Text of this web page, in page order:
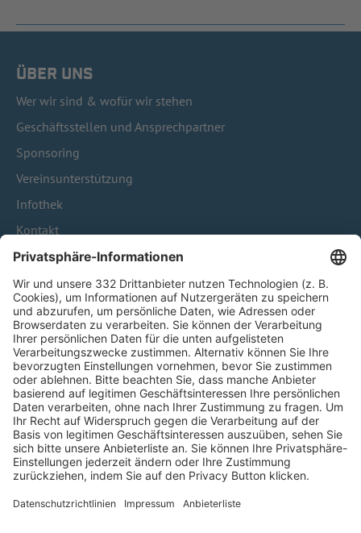
ÜBER UNS
Wer wir sind & wofür wir stehen
Geschäftsstellen und Ansprechpartner
Sponsoring
Vereinsunterstützung
Infothek
Kontakt
HÄUFIG BESUCHTE SEITEN
Pässe und Vereinswechsel
Trainerausbildung
Schulungsangebot Vereinsmitarbeiter
BFV-Geschäftsstellen
Trainerbörse
Login SpielPlus
FOLGE DEM BFV